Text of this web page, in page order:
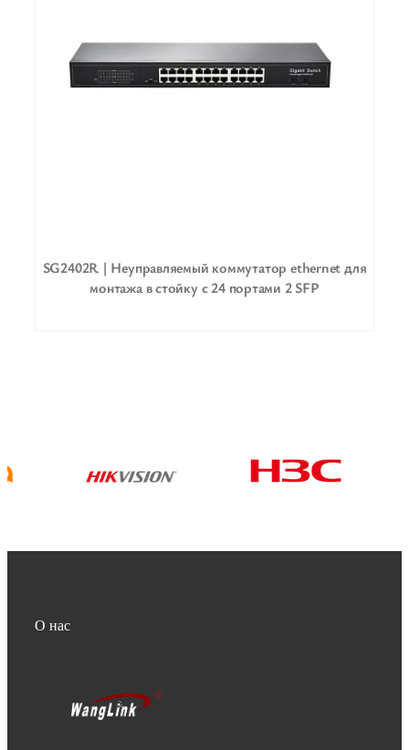
SG2402R | Неуправляемый коммутатор ethernet для
монтажа в стойку с 24 портами 2 SFP
О нас